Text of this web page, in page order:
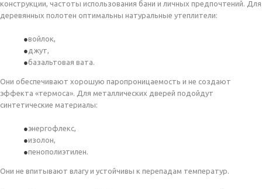
конструкции, частоты использования бани и личных предпочтений. Для
деревянных полотен оптимальны натуральные утеплители:
войлок,
джут,
базальтовая вата.
Они обеспечивают хорошую паропроницаемость и не создают
эффекта «термоса». Для металлических дверей подойдут
синтетические материалы:
энергофлекс,
изолон,
пенополиэтилен.
Они не впитывают влагу и устойчивы к перепадам температур.